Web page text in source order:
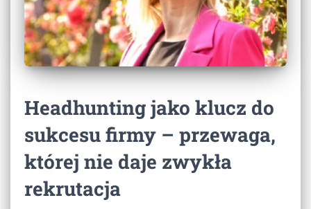
Headhunting jako klucz do
sukcesu firmy – przewaga,
której nie daje zwykła
rekrutacja